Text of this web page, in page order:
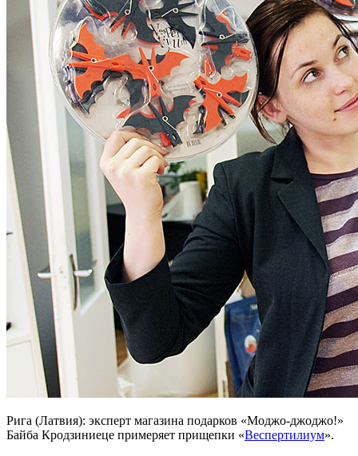
Рига (Латвия): эксперт магазина подарков «Моджо-джоджо!»
Байба Кродзиниеце примеряет прищепки «Веспертилиум».